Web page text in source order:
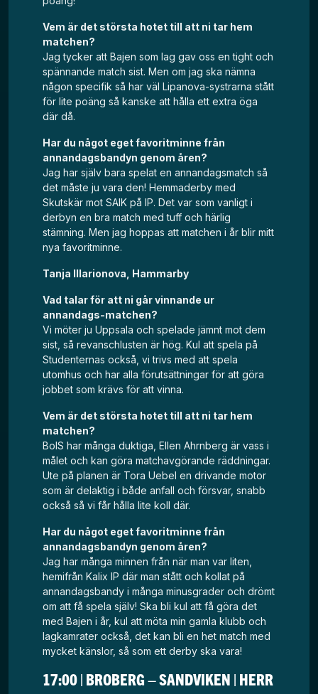
Vem är det största hotet till att ni tar hem
matchen?
Jag tycker att Bajen som lag gav oss en tight och
spännande match sist. Men om jag ska nämna
någon specifik så har väl Lipanova-systrarna stått
för lite poäng så kanske att hålla ett extra öga
där då.
Har du något eget favoritminne från
annandagsbandyn genom åren?
Jag har själv bara spelat en annandagsmatch så
det måste ju vara den! Hemmaderby med
Skutskär mot SAIK på IP. Det var som vanligt i
derbyn en bra match med tuff och härlig
stämning. Men jag hoppas att matchen i år blir mitt
nya favoritminne.
Tanja Illarionova, Hammarby
Vad talar för att ni går vinnande ur
annandags-matchen?
Vi möter ju Uppsala och spelade jämnt mot dem
sist, så revanschlusten är hög. Kul att spela på
Studenternas också, vi trivs med att spela
utomhus och har alla förutsättningar för att göra
jobbet som krävs för att vinna.
Vem är det största hotet till att ni tar hem
matchen?
BoIS har många duktiga, Ellen Ahrnberg är vass i
målet och kan göra matchavgörande räddningar.
Ute på planen är Tora Uebel en drivande motor
som är delaktig i både anfall och försvar, snabb
också så vi får hålla lite koll där.
Har du något eget favoritminne från
annandagsbandyn genom åren?
Jag har många minnen från när man var liten,
hemifrån Kalix IP där man stått och kollat på
annandagsbandy i många minusgrader och drömt
om att få spela själv! Ska bli kul att få göra det
med Bajen i år, kul att möta min gamla klubb och
lagkamrater också, det kan bli en het match med
mycket känslor, så som ett derby ska vara!
17:00 | BROBERG – SANDVIKEN | HERR